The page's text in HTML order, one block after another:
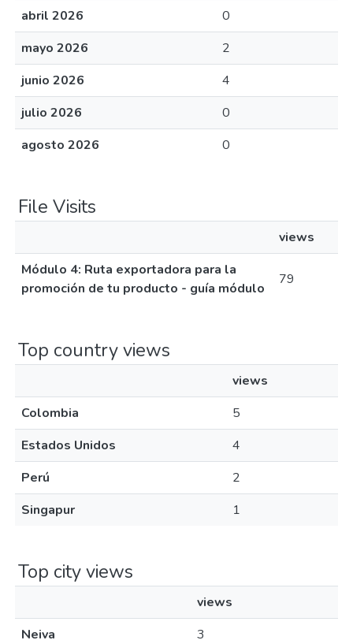
abril 2026
0
mayo 2026
2
junio 2026
4
julio 2026
0
agosto 2026
0
File Visits
views
Módulo 4: Ruta exportadora para la
promoción de tu producto - guía módulo
79
Top country views
views
Colombia
5
Estados Unidos
4
Perú
2
Singapur
1
Top city views
views
Neiva
3